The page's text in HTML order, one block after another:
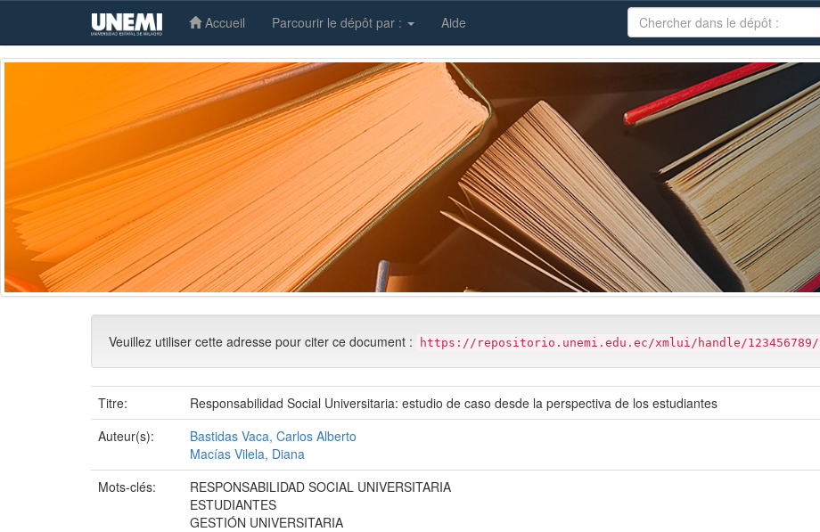
Skip
Accueil Parcourir le dépôt par : Aide
Veuillez utiliser cette adresse pour citer ce document : https://repositorio.unemi.edu.ec/xmlui/handle/123456789/
Titre:
Responsabilidad Social Universitaria: estudio de caso desde la perspectiva de los estudiantes
Auteur(s):
Bastidas Vaca, Carlos Alberto
Macías Vilela, Diana
Mots-clés:
RESPONSABILIDAD SOCIAL UNIVERSITARIA
ESTUDIANTES
GESTIÓN UNIVERSITARIA